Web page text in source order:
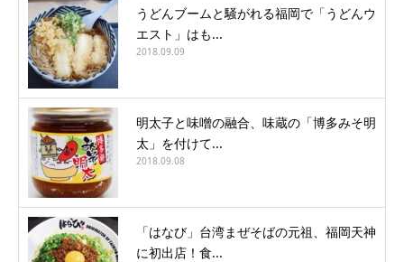
うどんブームと騒がれる福岡で「うどんウ
エスト」はも...
2018.09.09
明太子と味噌の融合、味蔵の「博多みそ明
太」を付けて...
2018.09.08
「はなび」台湾まぜそばの元祖、福岡天神
に初出店！食...